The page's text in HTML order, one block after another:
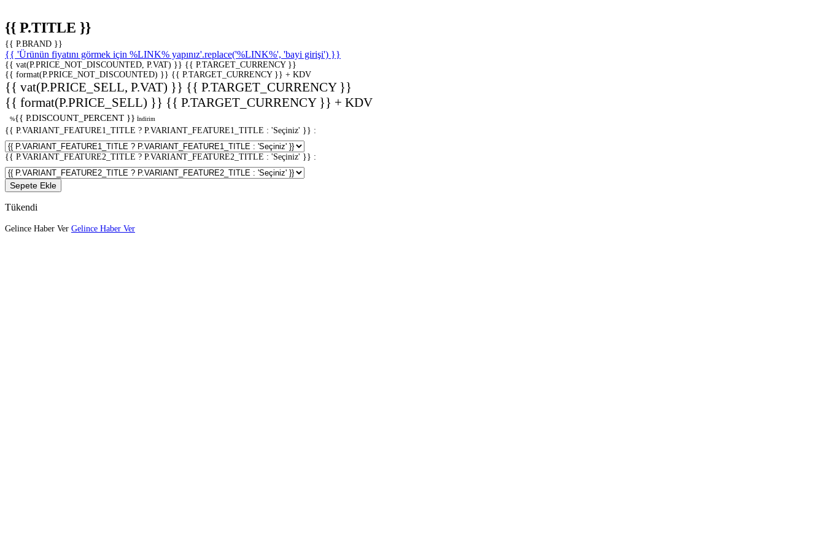
{{ P.TITLE }}
{{ P.BRAND }}
{{ 'Ürünün fiyatını görmek için %LINK% yapınız'.replace('%LINK%', 'bayi girişi') }}
{{ vat(P.PRICE_NOT_DISCOUNTED, P.VAT) }} {{ P.TARGET_CURRENCY }}
{{ format(P.PRICE_NOT_DISCOUNTED) }} {{ P.TARGET_CURRENCY }} + KDV
{{ vat(P.PRICE_SELL, P.VAT) }} {{ P.TARGET_CURRENCY }}
{{ format(P.PRICE_SELL) }} {{ P.TARGET_CURRENCY }} + KDV
%{{ P.DISCOUNT_PERCENT }} İndirim
{{ P.VARIANT_FEATURE1_TITLE ? P.VARIANT_FEATURE1_TITLE : 'Seçiniz' }} :
{{ P.VARIANT_FEATURE2_TITLE ? P.VARIANT_FEATURE2_TITLE : 'Seçiniz' }} :
Sepete Ekle
Tükendi
Gelince Haber Ver Gelince Haber Ver